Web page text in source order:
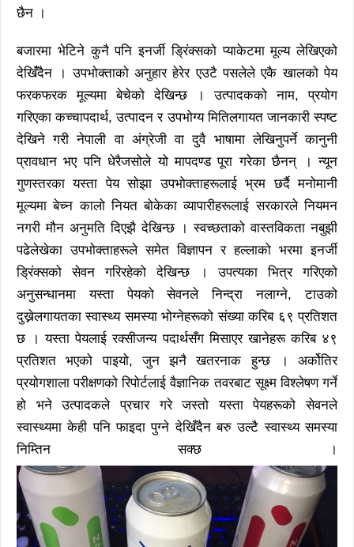
छैन ।
बजारमा भेटिने कुनै पनि इनर्जी ड्रिंक्सको प्याकेटमा मूल्य लेखिएको
देखिँंदैन । उपभोक्ताको अनुहार हेरेर एउटै पसलेले एकै खालको पेय
फरकफरक मूल्यमा बेचेको देखिन्छ । उत्पादकको नाम, प्रयोग
गरिएका कच्चापदार्थ, उत्पादन र उपभोग्य मितिलगायत जानकारी स्पष्ट
देखिने गरी नेपाली वा अंग्रेजी वा दुवै भाषामा लेखिनुपर्ने कानुनी
प्रावधान भए पनि धेरैजसोले यो मापदण्ड पूरा गरेका छैनन् । न्यून
गुणस्तरका यस्ता पेय सोझा उपभोक्ताहरूलाई भ्रम छर्दै मनोमानी
मूल्यमा बेच्न कालो नियत बोकेका व्यापारीहरूलाई सरकारले नियमन
नगरी मौन अनुमति दिएझै देखिन्छ । स्वच्छताको वास्तविकता नबुझी
पढेलेखेका उपभोक्ताहरूले समेत विज्ञापन र हल्लाको भरमा इनर्जी
ड्रिंक्सको सेवन गरिरहेको देखिन्छ । उपत्यका भित्र गरिएको
अनुसन्धानमा यस्ता पेयको सेवनले निन्द्रा नलाग्ने, टाउको
दुख्नेलगायतका स्वास्थ्य समस्या भोग्नेहरूको संख्या करिब ६९ प्रतिशत
छ । यस्ता पेयलाई रक्सीजन्य पदार्थसँग मिसाएर खानेहरू करिब ४९
प्रतिशत भएको पाइयो, जुन झनै खतरनाक हुन्छ । अर्कोतिर
प्रयोगशाला परीक्षणको रिपोर्टलाई वैज्ञानिक तवरबाट सूक्ष्म विश्लेषण गर्ने
हो भने उत्पादकले प्रचार गरे जस्तो यस्ता पेयहरूको सेवनले
स्वास्थ्यमा केही पनि फाइदा पुग्ने देखिँदैन बरु उल्टै स्वास्थ्य समस्या
निम्तिन सक्छ ।